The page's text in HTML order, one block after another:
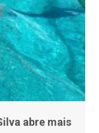
abre mais